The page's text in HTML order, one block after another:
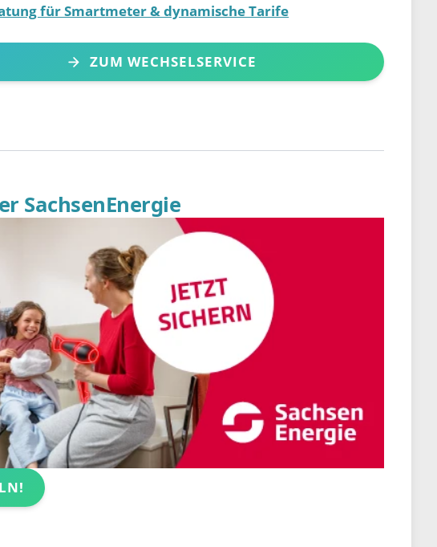
für Smartmeter & dynamische Tarife
ZUM WECHSELSERVICE
SachsenEnergie